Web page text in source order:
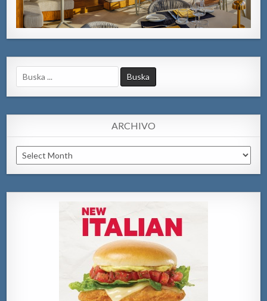
Search
for:
ARCHIVO
Archivo